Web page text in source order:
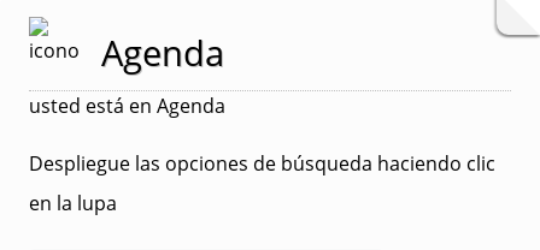
Agenda
usted está en Agenda
Despliegue las opciones de búsqueda haciendo clic
en la lupa